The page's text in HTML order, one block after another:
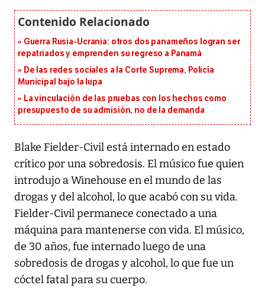
Guerra Rusia-Ucrania: otros dos panameños logran ser
repatriados y emprenden su regreso a Panamá
De las redes sociales a la Corte Suprema, Policía
Municipal bajo la lupa
La vinculación de las pruebas con los hechos como
presupuesto de su admisión, no de la demanda
Blake Fielder-Civil está internado en estado
crítico por una sobredosis. El músico fue quien
introdujo a Winehouse en el mundo de las
drogas y del alcohol, lo que acabó con su vida.
Fielder-Civil permanece conectado a una
máquina para mantenerse con vida. El músico,
de 30 años, fue internado luego de una
sobredosis de drogas y alcohol, lo que fue un
cóctel fatal para su cuerpo.